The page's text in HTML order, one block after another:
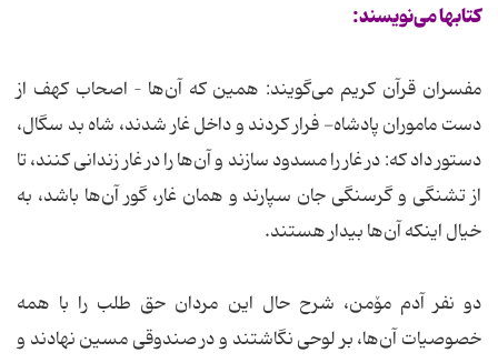
کتابها می‌نویسند:
مفسران قرآن کریم می‌گویند: همین که آن‌ها – اصحاب کهف از
دست ماموران پادشاه- فرار کردند و داخل غار شدند، شاه بد سگال،
دستور داد که: در غار را مسدود سازند و آن‌ها را در غار زندانی کنند، تا
از تشنگی و گرسنگی جان سپارند و همان غار، گور آن‌ها باشد، به
خیال اینکه آن‌ها بیدار هستند.
دو نفر آدم مۆمن، شرح حال این مردان حق طلب را با همه
خصوصیات آن‌ها، بر لوحی نگاشتند و در صندوقی مسین نهادند و